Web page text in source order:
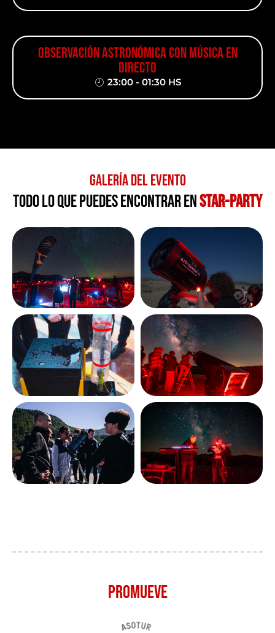
OBSERVACIÓN ASTRONÓMICA CON MÚSICA EN
DIRECTO
23:00 - 01:30 HS
Galería del evento
TODO LO QUE PUEDES ENCONTRAR ENSTAR-PARTY
PROMUEVE